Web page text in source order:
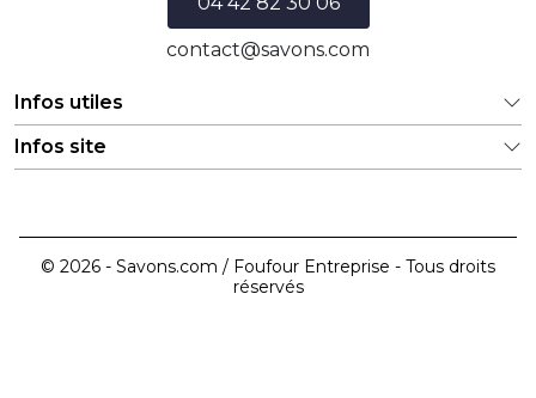
contact@savons.com
Infos utiles
Infos site
© 2026 - Savons.com / Foufour Entreprise - Tous droits
réservés